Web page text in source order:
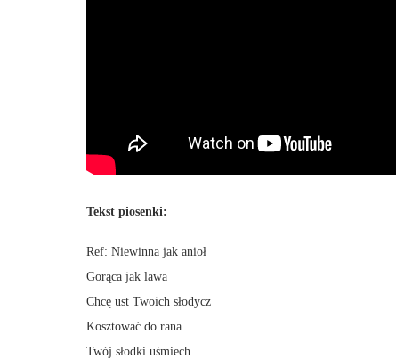
Tekst piosenki:
Ref: Niewinna jak anioł
Gorąca jak lawa
Chcę ust Twoich słodycz
Kosztować do rana
Twój słodki uśmiech